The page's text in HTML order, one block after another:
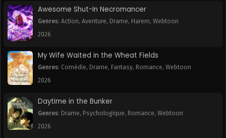
Awesome Shut-In Necromancer
Genres: Action, Aventure, Drame, Harem, Webtoon
2026
My Wife Waited in the Wheat Fields
Genres: Comédie, Drame, Fantasy, Romance, Webtoon
2026
Daytime in the Bunker
Genres: Drame, Psychologique, Romance, Webtoon
2026